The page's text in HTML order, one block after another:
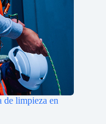
de limpieza en